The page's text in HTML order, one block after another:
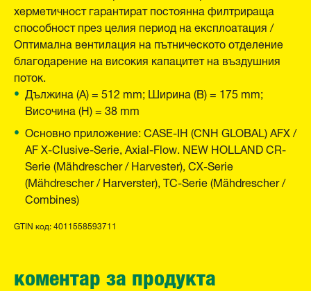
херметичност гарантират постоянна филтрираща
способност през целия период на експлоатация /
Оптимална вентилация на пътническото отделение
благодарение на високия капацитет на въздушния
поток.
Дължина (A) = 512 mm; Ширина (B) = 175 mm;
Височина (H) = 38 mm
Основно приложение: CASE-IH (CNH GLOBAL) AFX /
AF X-Clusive-Serie, Axial-Flow. NEW HOLLAND CR-
Serie (Mähdrescher / Harvester), CX-Serie
(Mähdrescher / Harverster), TC-Serie (Mähdrescher /
Combines)
GTIN код: 4011558593711
коментар за продукта